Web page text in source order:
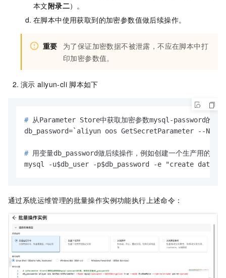
本文附录二）。
在脚本中使用获取到的加密参数值做后续操作。
重要
为了保证加密数据不被泄露，不应在脚本中打
印加密参数值。
演示 aliyun-cli 脚本如下
# 从Parameter Store中获取加密参数mysql-password的值
# 用变量db_password做后续操作，例如创建一个生产用的数
mysql -u$db_user -p$db_password -e "create
通过系统运维管理的批量操作实例功能执行上述命令：